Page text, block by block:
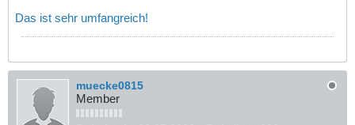
Das ist sehr umfangreich!
muecke0815
Member